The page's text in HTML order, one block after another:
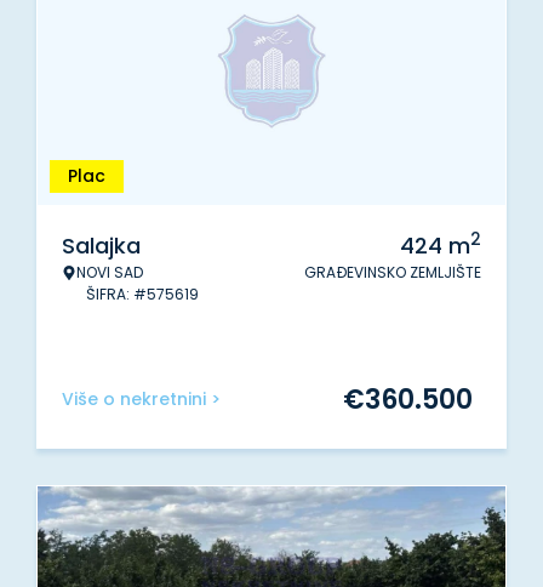
Plac
Salajka
NOVI SAD
ŠIFRA: #575619
424 m2
GRAĐEVINSKO ZEMLJIŠTE
Više o nekretnini > €360.500